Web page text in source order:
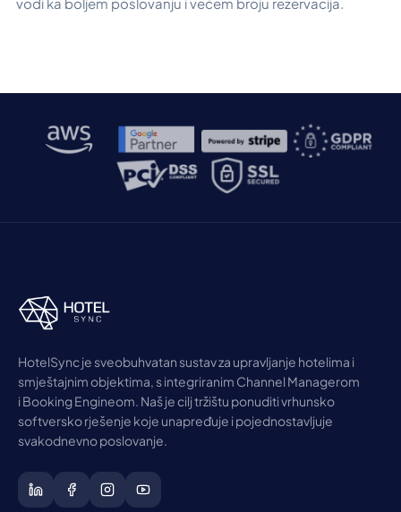
HotelSync je sveobuhvatan sustav za upravljanje hotelima i
smještajnim objektima, s integriranim Channel Managerom
i Booking Engineom. Naš je cilj tržištu ponuditi vrhunsko
softversko rješenje koje unapređuje i pojednostavljuje
svakodnevno poslovanje.